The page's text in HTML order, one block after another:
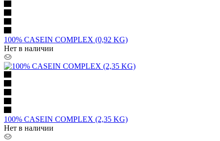
100% CASEIN COMPLEX (0,92 KG)
Нет в наличии
100% CASEIN COMPLEX (2,35 KG)
Нет в наличии